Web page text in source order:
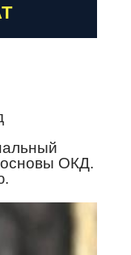
основы ОКД.